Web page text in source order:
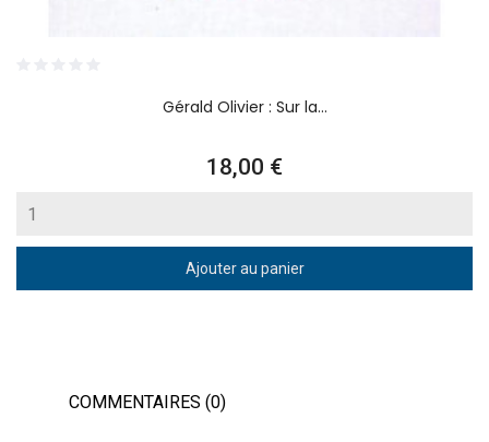
Gérald Olivier : Sur la...
Prix
18,00 €
Ajouter au panier
COMMENTAIRES (0)